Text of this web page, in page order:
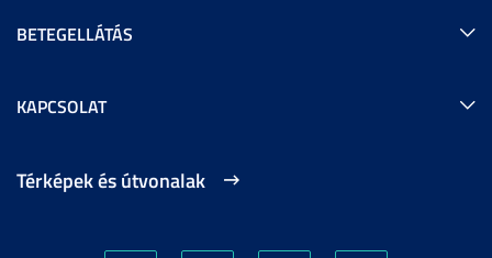
BETEGELLÁTÁS
KAPCSOLAT
Térképek és útvonalak